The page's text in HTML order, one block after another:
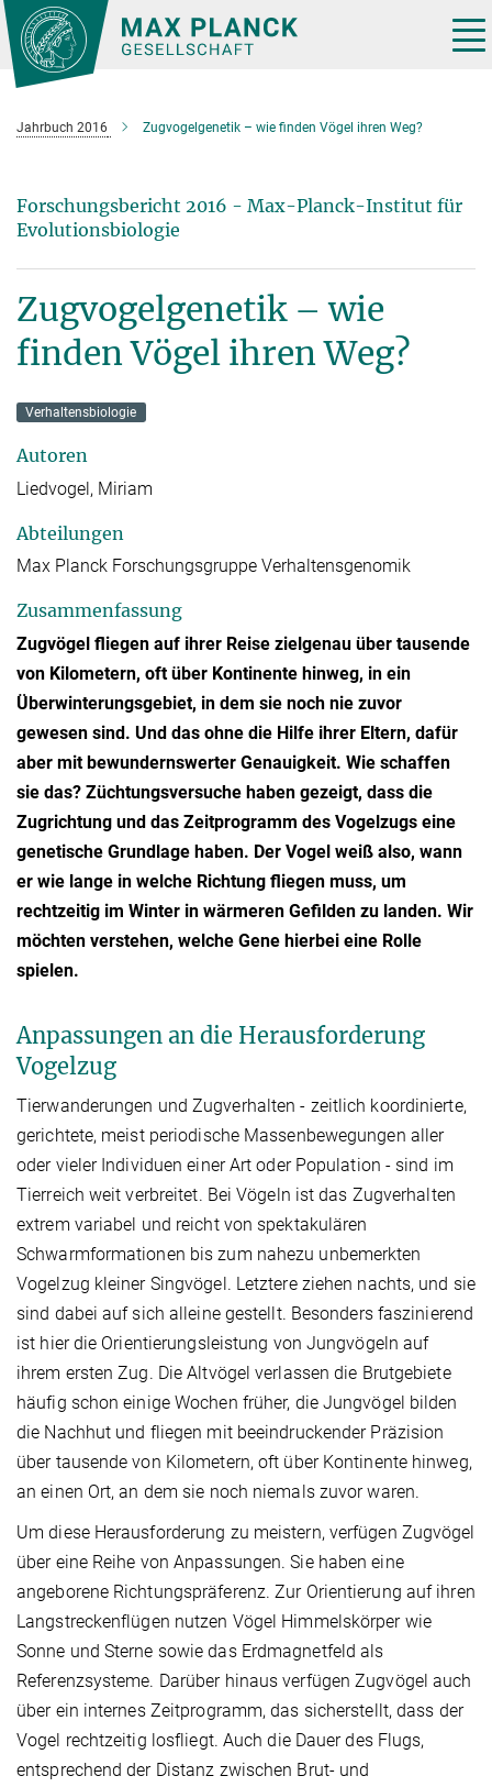
Hauptinhalt
Jahrbuch 2016 Zugvogelgenetik – wie finden Vögel ihren Weg?
Forschungsbericht 2016 - Max-Planck-Institut für
Evolutionsbiologie
Zugvogelgenetik – wie
finden Vögel ihren Weg?
Verhaltensbiologie
Autoren
Liedvogel, Miriam
Abteilungen
Max Planck Forschungsgruppe Verhaltensgenomik
Zusammenfassung
Zugvögel fliegen auf ihrer Reise zielgenau über tausende
von Kilometern, oft über Kontinente hinweg, in ein
Überwinterungsgebiet, in dem sie noch nie zuvor
gewesen sind. Und das ohne die Hilfe ihrer Eltern, dafür
aber mit bewundernswerter Genauigkeit. Wie schaffen
sie das? Züchtungsversuche haben gezeigt, dass die
Zugrichtung und das Zeitprogramm des Vogelzugs eine
genetische Grundlage haben. Der Vogel weiß also, wann
er wie lange in welche Richtung fliegen muss, um
rechtzeitig im Winter in wärmeren Gefilden zu landen. Wir
möchten verstehen, welche Gene hierbei eine Rolle
spielen.
Anpassungen an die Herausforderung
Vogelzug
Tierwanderungen und Zugverhalten - zeitlich koordinierte,
gerichtete, meist periodische Massenbewegungen aller
oder vieler Individuen einer Art oder Population - sind im
Tierreich weit verbreitet. Bei Vögeln ist das Zugverhalten
extrem variabel und reicht von spektakulären
Schwarmformationen bis zum nahezu unbemerkten
Vogelzug kleiner Singvögel. Letztere ziehen nachts, und sie
sind dabei auf sich alleine gestellt. Besonders faszinierend
ist hier die Orientierungsleistung von Jungvögeln auf
ihrem ersten Zug. Die Altvögel verlassen die Brutgebiete
häufig schon einige Wochen früher, die Jungvögel bilden
die Nachhut und fliegen mit beeindruckender Präzision
über tausende von Kilometern, oft über Kontinente hinweg,
an einen Ort, an dem sie noch niemals zuvor waren.
Um diese Herausforderung zu meistern, verfügen Zugvögel
über eine Reihe von Anpassungen. Sie haben eine
angeborene Richtungspräferenz. Zur Orientierung auf ihren
Langstreckenflügen nutzen Vögel Himmelskörper wie
Sonne und Sterne sowie das Erdmagnetfeld als
Referenzsysteme. Darüber hinaus verfügen Zugvögel auch
über ein internes Zeitprogramm, das sicherstellt, dass der
Vogel rechtzeitig losfliegt. Auch die Dauer des Flugs,
entsprechend der Distanz zwischen Brut- und